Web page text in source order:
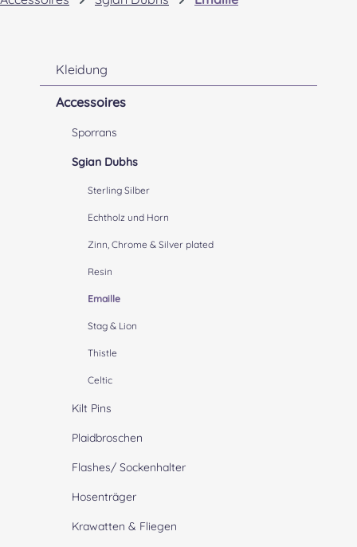
Kleidung
Accessoires
Sporrans
Sgian Dubhs
Sterling Silber
Echtholz und Horn
Zinn, Chrome & Silver plated
Resin
Emaille
Stag & Lion
Thistle
Celtic
Kilt Pins
Plaidbroschen
Flashes/ Sockenhalter
Hosenträger
Krawatten & Fliegen